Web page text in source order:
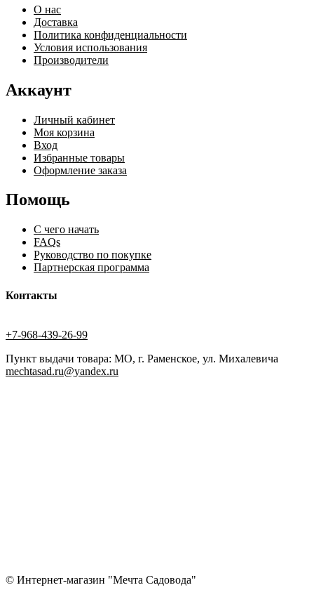
О нас
Доставка
Политика конфиденциальности
Условия использования
Производители
Аккаунт
Личный кабинет
Моя корзина
Вход
Избранные товары
Оформление заказа
Помощь
С чего начать
FAQs
Руководство по покупке
Партнерская программа
Контакты
+7-968-439-26-99
Пункт выдачи товара: МО, г. Раменское, ул. Михалевича
mechtasad.ru@yandex.ru
© Интернет-магазин "Мечта Садовода"